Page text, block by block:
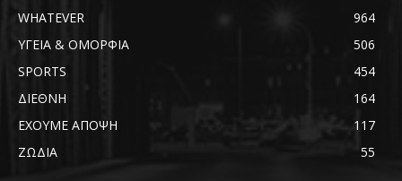
WHATEVER
964
ΥΓΕΙΑ & ΟΜΟΡΦΙΑ
506
SPORTS
454
ΔΙΕΘΝΗ
164
ΕΧΟΥΜΕ ΑΠΟΨΗ
117
ΖΩΔΙΑ
55